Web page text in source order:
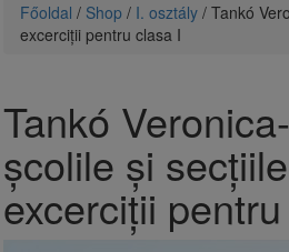
Főoldal / Shop / I. osztály / Tankó
excerciții pentru clasa I
Tankó
școlile și
excerciții